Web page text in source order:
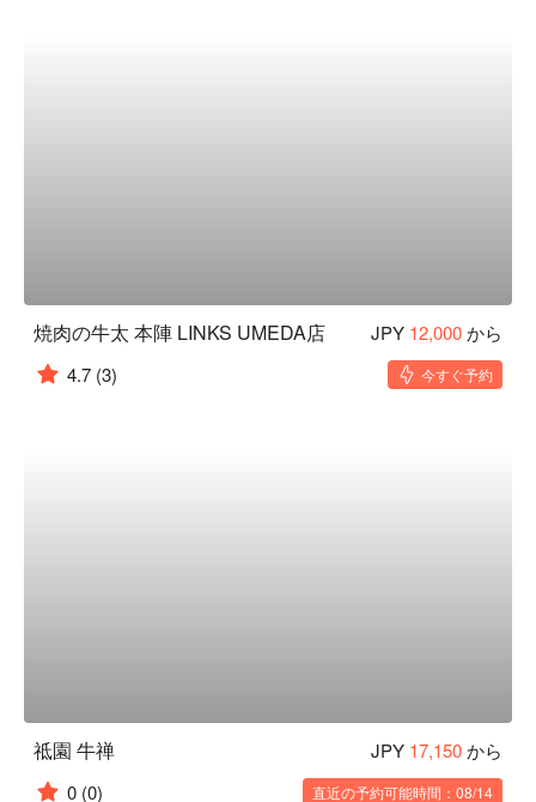
焼肉の牛太 本陣 LINKS UMEDA店 JPY 12,000から
4.7 (3) 今すぐ予約
祗園 牛禅 JPY 17,150から
0 (0) 直近の予約可能時間：08/14